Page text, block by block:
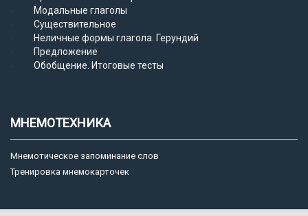
Модальные глаголы
Существительное
Неличные формы глагола. Герундий
Предложение
Обобщение. Итоговые тесты
МНЕМОТЕХНИКА
Мнемотическое запоминание слов
Тренировка мнемокарточек